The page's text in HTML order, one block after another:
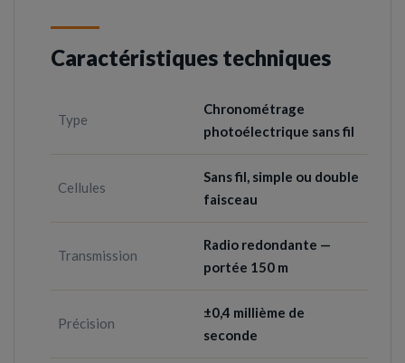
Caractéristiques techniques
Type
Chronométrage
photoélectrique sans fil
Cellules
Sans fil, simple ou double
faisceau
Transmission
Radio redondante —
portée 150 m
Précision
±0,4 millième de
seconde